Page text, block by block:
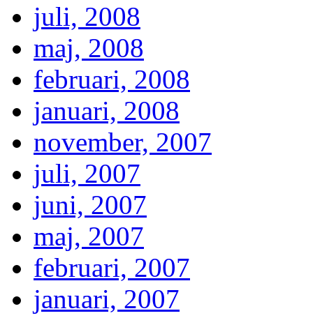
juli, 2008
maj, 2008
februari, 2008
januari, 2008
november, 2007
juli, 2007
juni, 2007
maj, 2007
februari, 2007
januari, 2007